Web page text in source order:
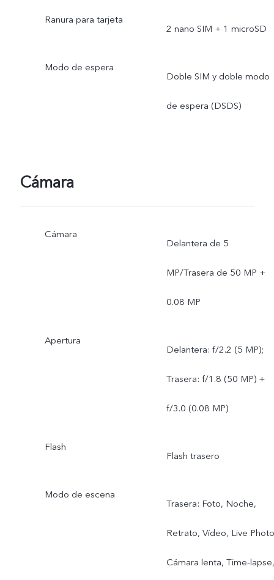
Ranura para tarjeta
2 nano SIM + 1 microSD
Modo de espera
Doble SIM y doble modo
de espera (DSDS)
Cámara
Cámara
Delantera de 5
MP/Trasera de 50 MP +
0.08 MP
Apertura
Delantera: f/2.2 (5 MP);
Trasera: f/1.8 (50 MP) +
f/3.0 (0.08 MP)
Flash
Flash trasero
Modo de escena
Trasera: Foto, Noche,
Retrato, Vídeo, Live
Cámara lenta, Time-lapse,